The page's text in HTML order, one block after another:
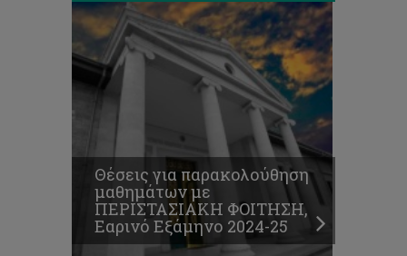
Θέσεις για παρακολούθηση
μαθημάτων με
ΠΕΡΙΣΤΑΣΙΑΚΗ ΦΟΙΤΗΣΗ,
Εαρινό Εξάμηνο 2024-25
Ωρολόγιο
και
Πρόγραμμα
εγγραφών
μαθημάτων
Εαρινού
Εξαμήνου
2024-
2025